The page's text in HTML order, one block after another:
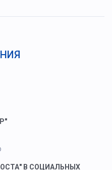
В СОЦИАЛЬНЫХ